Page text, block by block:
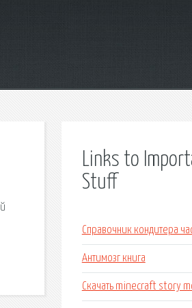
Links to
Stuff
Справочник кондитера
Антимозг книга
Скачать minecraft story